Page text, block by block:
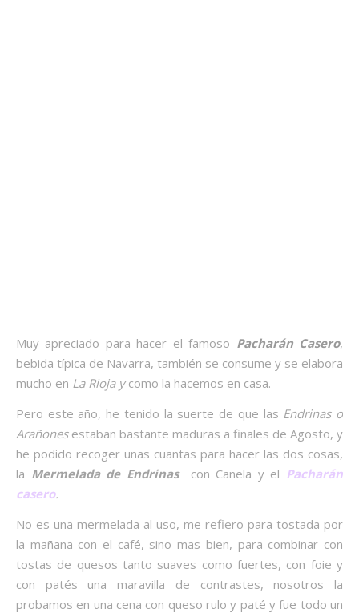
Muy apreciado para hacer el famoso Pacharán Casero,
bebida típica de Navarra, también se consume y se elabora
mucho en La Rioja ycomo la hacemos en casa.
Pero este año, he tenido la suerte de que las Endrinas o
Arañonesestaban bastante maduras a finales de Agosto, y
he podido recoger unas cuantas para hacer las dos cosas,
la Mermelada de Endrinascon Canela y el Pacharán
casero.
No es una mermelada al uso, me refiero para tostada por
la mañana con el café, sino mas bien, para combinar con
tostas de quesos tanto suaves como fuertes, con foie y
con patés una maravilla de contrastes, nosotros la
probamos en una cena con queso rulo y paté y fue todo un